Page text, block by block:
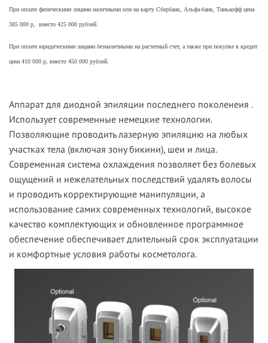
При оплате физическими лицами наличными или на карту Сбербанк, Альфа-банк, Тинькофф цена
385 000 р, вместо 425 000 рублей.
При оплате юридическими лицами безналичными на расчетный счет, а также при покупке в кредит
цена 410 000 р, вместо 450 000 рублей.
Аппарат для диодной эпиляции последнего поколенеия .
Использует современные немецкие технологии.
Позволяющие проводить лазерную эпиляцию на любых
участках тела (включая зону бикини), шеи и лица.
Современная система охлаждения позволяет без болевых
ощущений и нежелательных последствий удалять волосы
и проводить корректирующие манипуляции, а
использование самих современных технологий, высокое
качество комплектующих и обновленное программное
обеспечение обеспечивает длительный срок эксплуатации
и комфортные условия работы косметолога.